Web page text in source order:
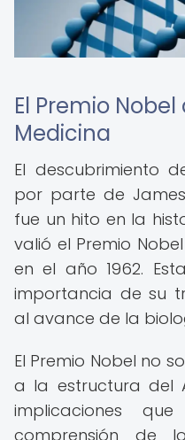
El Premio
Medicina
El descubrimiento
por parte de
fue un hito en la
valió el Premio
en el año 1962.
importancia de su
al avance de la
El Premio Nobel no
a la estructura del
implicaciones
comprensión de